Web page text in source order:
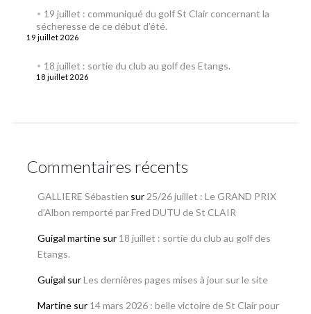
19 juillet : communiqué du golf St Clair concernant la
sécheresse de ce début d’été.
19 juillet 2026
18 juillet : sortie du club au golf des Etangs.
18 juillet 2026
Commentaires récents
GALLIERE Sébastien sur 25/26 juillet : Le GRAND PRIX
d’Albon remporté par Fred DUTU de St CLAIR
Guigal martinesur 18 juillet : sortie du club au golf des
Etangs.
Guigal surLes dernières pages mises à jour sur le site
Martinesur 14 mars 2026 : belle victoire de St Clair pour